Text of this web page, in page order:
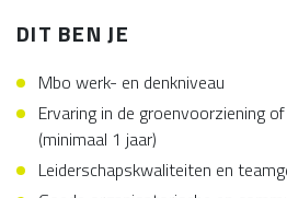
DIT BEN JE
Mbo werk- en denkniveau
Ervaring in de groenvoorziening
(minimaal 1 jaar)
Leiderschapskwaliteiten en